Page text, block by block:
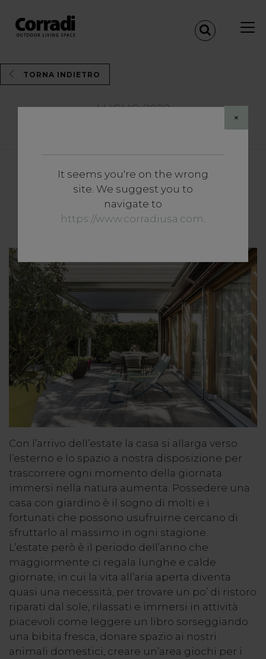
×
It seems you're on the wrong
site. We suggest you to
navigate to
https://www.corradiusa.com.
TORNA INDIETRO
LUGLIO 2022
Magazine
Giardini, verande e balconi:
quando l’outdoor è casa.
Con l’arrivo dell’estate la casa si allarga verso
l’esterno e lo spazio a nostra disposizione per
trascorrere ogni momento della giornata
immersi nella natura aumenta. Possedere una
casa con giardino è il sogno di molti e i
fortunati che possono usufruirne cercano di
sfruttarlo al massimo in ogni stagione.
L’estate però è il periodo dell’anno che
maggiormente ci regala lunghe e calde
giornate, in cui la vita all’aria aperta diventa
quasi una necessità, per trovare un po’ di ristoro
riparati dal sole, rilassati e immersi in attività
piacevoli come leggere un libro sorseggiando
una bibita fresca, donare spazio ai nostri
animali domestici, creare un’area giochi per i